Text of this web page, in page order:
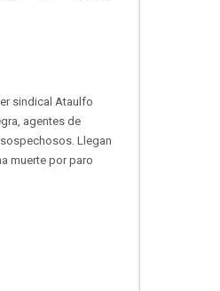
sindical Ataulfo
agentes de
Llegan
muerte por paro